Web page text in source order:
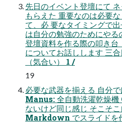
先日のイベント登壇にて
もらえた 重要なのは必要
て、必 要なタイミングで
は自分の勉強のためにや
登壇資料を作る際の叩き
についてお話しします 三
（気合い） 1 /
19
必要な武器を揃える 自分
Manus: 全自動洗濯乾燥
ないけど同じ感じ そこそ
Markdown でスライドを